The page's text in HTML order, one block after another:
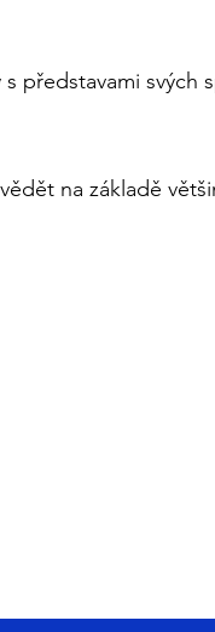
představami svých
na základě